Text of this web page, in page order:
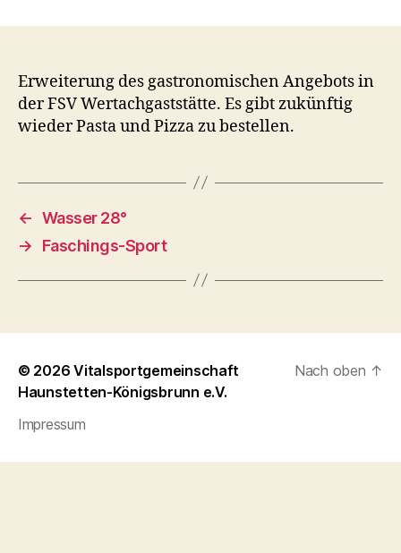
Erweiterung des gastronomischen Angebots in
der FSV Wertachgaststätte. Es gibt zukünftig
wieder Pasta und Pizza zu bestellen.
← Wasser 28°
→
Faschings-Sport
© 2026Vitalsportgemeinschaft
Haunstetten-Königsbrunn e.V.
Impressum
Nach oben ↑